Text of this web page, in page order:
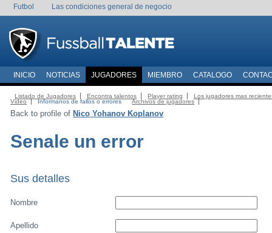
Futbol Las condiciones general de negocio
INICIO NOTICIAS JUGADORES MIEMBRO CATALOGO
Listado de Jugadores Encontra talentos Player rating
Los jugadores mas
Video
Informanos de fallos o errores Archivos de jugadores
Back to profile of Nico Yohanov Koplanov
Senale un error
Sus detalles
Nombre
Apellido